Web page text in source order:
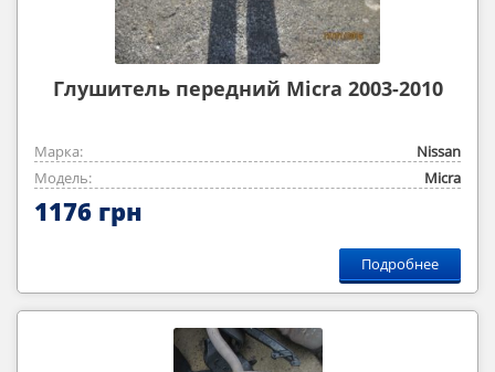
Глушитель передний Micra 2003-2010
Марка:
Nissan
Модель:
Micra
1176 грн
Подробнее